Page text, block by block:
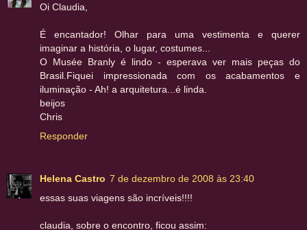
Oi Claudia,
É encantador! Olhar para uma vestimenta e querer
imaginar a história, o lugar, costumes...
O Musée Branly é lindo - esperava ver mais peças do
Brasil.Fiquei impressionada com os acabamentos e
iluminação - Ah! a arquitetura...é linda.
beijos
Chris
Responder
Helena Castro 7 de dezembro de 2008 às 23:40
essas suas viagens são incríveis!!!!
claudia, sobre o encontro, ficou assim: